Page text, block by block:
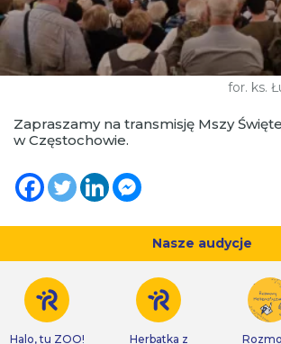
for. ks.
Zapraszamy na transmisję Mszy
w Częstochowie.
Nasze audycje
Halo, tu ZOO!
Herbatka z